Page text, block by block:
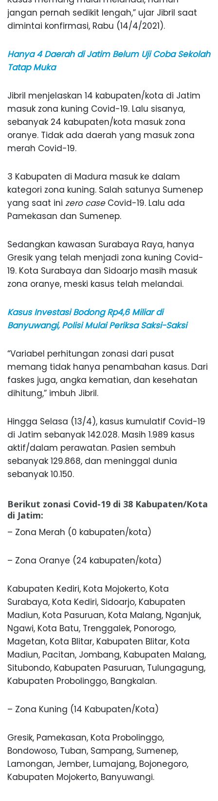
jangan pernah sedikit lengah,” ujar Jibril saat
dimintai konfirmasi, Rabu (14/4/2021).
Hanya 4 Daerah di Jatim Belum Uji Coba Sekolah
Tatap Muka
Jibril menjelaskan 14 kabupaten/kota di Jatim
masuk zona kuning Covid-19. Lalu sisanya,
sebanyak 24 kabupaten/kota masuk zona
oranye. Tidak ada daerah yang masuk zona
merah Covid-19.
3 Kabupaten di Madura masuk ke dalam
kategori zona kuning. Salah satunya Sumenep
yang saat ini zero caseCovid-19. Lalu ada
Pamekasan dan Sumenep.
Sedangkan kawasan Surabaya Raya, hanya
Gresik yang telah menjadi zona kuning Covid-
19. Kota Surabaya dan Sidoarjo masih masuk
zona oranye, meski kasus telah melandai.
Kasus Investasi Bodong Rp4,6 Miliar di
Banyuwangi, Polisi Mulai Periksa Saksi-Saksi
“Variabel perhitungan zonasi dari pusat
memang tidak hanya penambahan kasus. Dari
faskes juga, angka kematian, dan kesehatan
dihitung,” imbuh Jibril.
Hingga Selasa (13/4), kasus kumulatif Covid-19
di Jatim sebanyak 142.028. Masih 1.989 kasus
aktif/dalam perawatan. Pasien sembuh
sebanyak 129.868, dan meninggal dunia
sebanyak 10.150.
Berikut zonasi Covid-19 di 38 Kabupaten/Kota
di Jatim:
– Zona Merah (0 kabupaten/kota)
– Zona Oranye (24 kabupaten/kota)
Kabupaten Kediri, Kota Mojokerto, Kota
Surabaya, Kota Kediri, Sidoarjo, Kabupaten
Madiun, Kota Pasuruan, Kota Malang, Nganjuk,
Ngawi, Kota Batu, Trenggalek, Ponorogo,
Magetan, Kota Blitar, Kabupaten Blitar, Kota
Madiun, Pacitan, Jombang, Kabupaten Malang,
Situbondo, Kabupaten Pasuruan, Tulungagung,
Kabupaten Probolinggo, Bangkalan.
– Zona Kuning (14 Kabupaten/Kota)
Gresik, Pamekasan, Kota Probolinggo,
Bondowoso, Tuban, Sampang, Sumenep,
Lamongan, Jember, Lumajang, Bojonegoro,
Kabupaten Mojokerto, Banyuwangi.